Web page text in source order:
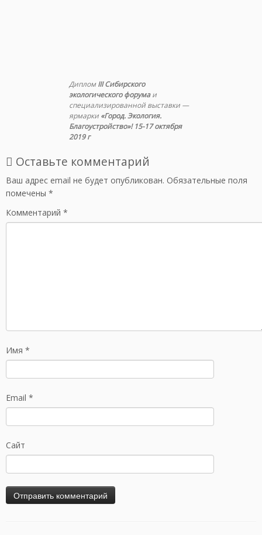
ДипломIII Сибирского
экологического форумаи
cпециализированной выставки —
ярмарки «Город. Экология.
Благоустройство»! 15-17 октября
2019 г
Оставьте комментарий
Ваш адрес email не будет опубликован. Обязательные поля
помечены *
Комментарий *
Имя *
Email *
Сайт